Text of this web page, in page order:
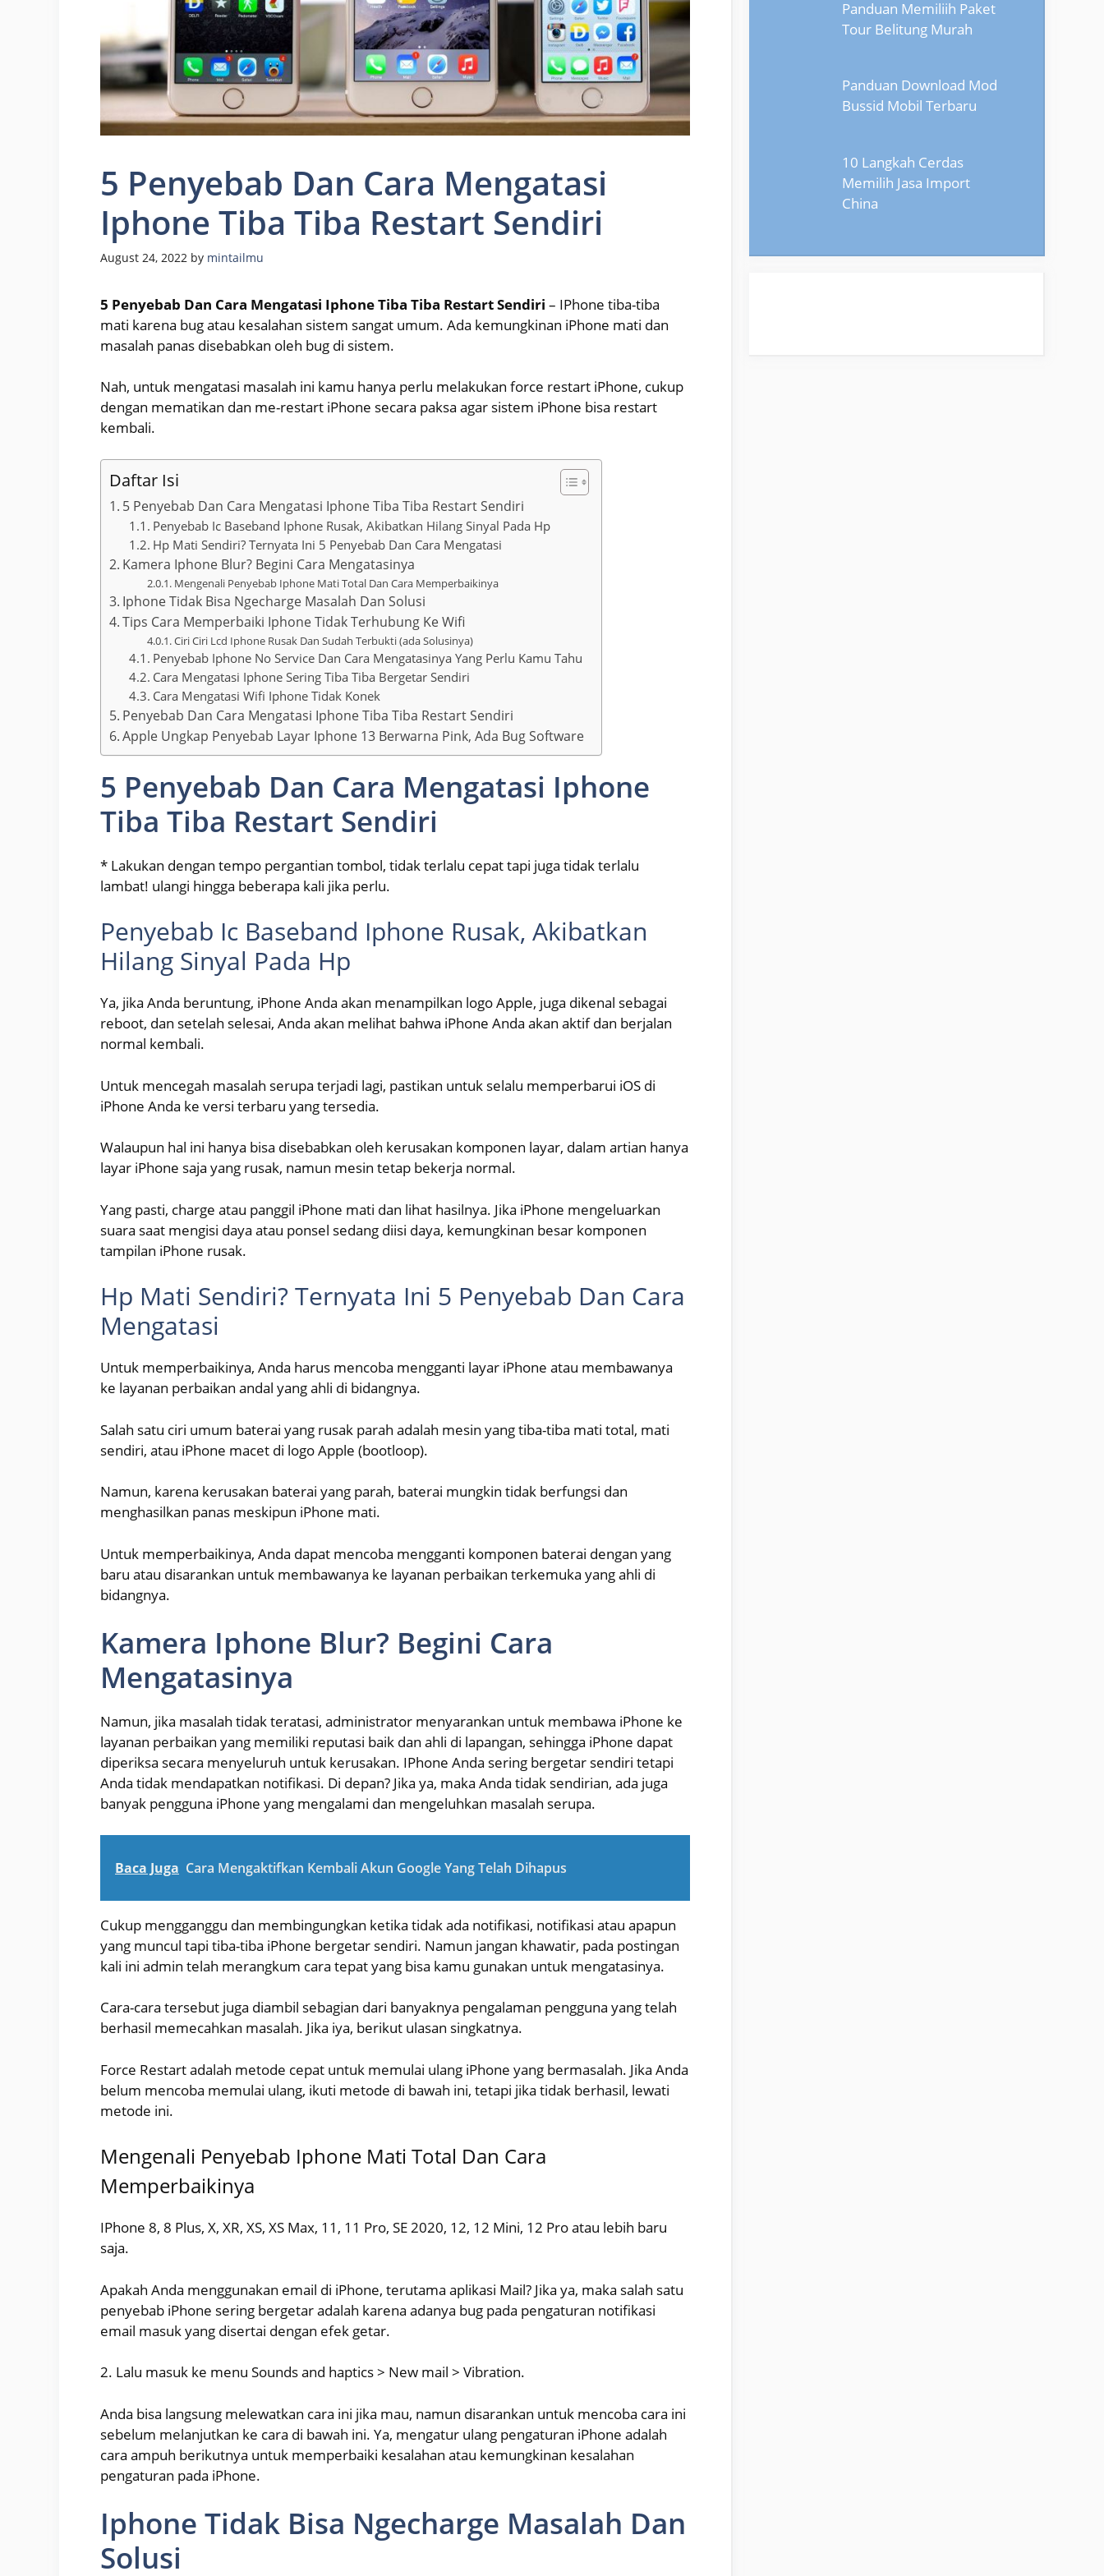
5 Penyebab Dan Cara Mengatasi
Iphone Tiba Tiba Restart Sendiri
August 24, 2022 by mintailmu
5 Penyebab Dan Cara Mengatasi Iphone Tiba Tiba Restart Sendiri – IPhone tiba-tiba
mati karena bug atau kesalahan sistem sangat umum. Ada kemungkinan iPhone mati dan
masalah panas disebabkan oleh bug di sistem.
Nah, untuk mengatasi masalah ini kamu hanya perlu melakukan force restart iPhone, cukup
dengan mematikan dan me-restart iPhone secara paksa agar sistem iPhone bisa restart
kembali.
Daftar Isi
5 Penyebab Dan Cara Mengatasi Iphone Tiba Tiba Restart Sendiri
Penyebab Ic Baseband Iphone Rusak, Akibatkan Hilang Sinyal Pada Hp
Hp Mati Sendiri? Ternyata Ini 5 Penyebab Dan Cara Mengatasi
Kamera Iphone Blur? Begini Cara Mengatasinya
Mengenali Penyebab Iphone Mati Total Dan Cara Memperbaikinya
Iphone Tidak Bisa Ngecharge Masalah Dan Solusi
Tips Cara Memperbaiki Iphone Tidak Terhubung Ke Wifi
Ciri Ciri Lcd Iphone Rusak Dan Sudah Terbukti (ada Solusinya)
Penyebab Iphone No Service Dan Cara Mengatasinya Yang Perlu Kamu Tahu
Cara Mengatasi Iphone Sering Tiba Tiba Bergetar Sendiri
Cara Mengatasi Wifi Iphone Tidak Konek
Penyebab Dan Cara Mengatasi Iphone Tiba Tiba Restart Sendiri
Apple Ungkap Penyebab Layar Iphone 13 Berwarna Pink, Ada Bug Software
5 Penyebab Dan Cara Mengatasi Iphone
Tiba Tiba Restart Sendiri
* Lakukan dengan tempo pergantian tombol, tidak terlalu cepat tapi juga tidak terlalu
lambat! ulangi hingga beberapa kali jika perlu.
Penyebab Ic Baseband Iphone Rusak, Akibatkan
Hilang Sinyal Pada Hp
Ya, jika Anda beruntung, iPhone Anda akan menampilkan logo Apple, juga dikenal sebagai
reboot, dan setelah selesai, Anda akan melihat bahwa iPhone Anda akan aktif dan berjalan
normal kembali.
Untuk mencegah masalah serupa terjadi lagi, pastikan untuk selalu memperbarui iOS di
iPhone Anda ke versi terbaru yang tersedia.
Walaupun hal ini hanya bisa disebabkan oleh kerusakan komponen layar, dalam artian hanya
layar iPhone saja yang rusak, namun mesin tetap bekerja normal.
Yang pasti, charge atau panggil iPhone mati dan lihat hasilnya. Jika iPhone mengeluarkan
suara saat mengisi daya atau ponsel sedang diisi daya, kemungkinan besar komponen
tampilan iPhone rusak.
Hp Mati Sendiri? Ternyata Ini 5 Penyebab Dan Cara
Mengatasi
Untuk memperbaikinya, Anda harus mencoba mengganti layar iPhone atau membawanya
ke layanan perbaikan andal yang ahli di bidangnya.
Salah satu ciri umum baterai yang rusak parah adalah mesin yang tiba-tiba mati total, mati
sendiri, atau iPhone macet di logo Apple (bootloop).
Namun, karena kerusakan baterai yang parah, baterai mungkin tidak berfungsi dan
menghasilkan panas meskipun iPhone mati.
Untuk memperbaikinya, Anda dapat mencoba mengganti komponen baterai dengan yang
baru atau disarankan untuk membawanya ke layanan perbaikan terkemuka yang ahli di
bidangnya.
Kamera Iphone Blur? Begini Cara
Mengatasinya
Namun, jika masalah tidak teratasi, administrator menyarankan untuk membawa iPhone ke
layanan perbaikan yang memiliki reputasi baik dan ahli di lapangan, sehingga iPhone dapat
diperiksa secara menyeluruh untuk kerusakan. IPhone Anda sering bergetar sendiri tetapi
Anda tidak mendapatkan notifikasi. Di depan? Jika ya, maka Anda tidak sendirian, ada juga
banyak pengguna iPhone yang mengalami dan mengeluhkan masalah serupa.
Baca Juga Cara Mengaktifkan Kembali Akun Google Yang Telah Dihapus
Cukup mengganggu dan membingungkan ketika tidak ada notifikasi, notifikasi atau apapun
yang muncul tapi tiba-tiba iPhone bergetar sendiri. Namun jangan khawatir, pada postingan
kali ini admin telah merangkum cara tepat yang bisa kamu gunakan untuk mengatasinya.
Cara-cara tersebut juga diambil sebagian dari banyaknya pengalaman pengguna yang telah
berhasil memecahkan masalah. Jika iya, berikut ulasan singkatnya.
Force Restart adalah metode cepat untuk memulai ulang iPhone yang bermasalah. Jika Anda
belum mencoba memulai ulang, ikuti metode di bawah ini, tetapi jika tidak berhasil, lewati
metode ini.
Mengenali Penyebab Iphone Mati Total Dan Cara
Memperbaikinya
IPhone 8, 8 Plus, X, XR, XS, XS Max, 11, 11 Pro, SE 2020, 12, 12 Mini, 12 Pro atau lebih baru
saja.
Apakah Anda menggunakan email di iPhone, terutama aplikasi Mail? Jika ya, maka salah satu
penyebab iPhone sering bergetar adalah karena adanya bug pada pengaturan notifikasi
email masuk yang disertai dengan efek getar.
2. Lalu masuk ke menu Sounds and haptics > New mail > Vibration.
Anda bisa langsung melewatkan cara ini jika mau, namun disarankan untuk mencoba cara ini
sebelum melanjutkan ke cara di bawah ini. Ya, mengatur ulang pengaturan iPhone adalah
cara ampuh berikutnya untuk memperbaiki kesalahan atau kemungkinan kesalahan
pengaturan pada iPhone.
Iphone Tidak Bisa Ngecharge Masalah Dan
Solusi
Panduan Memiliih Paket
Tour Belitung Murah
Panduan Download Mod
Bussid Mobil Terbaru
10 Langkah Cerdas
Memilih Jasa Import
China